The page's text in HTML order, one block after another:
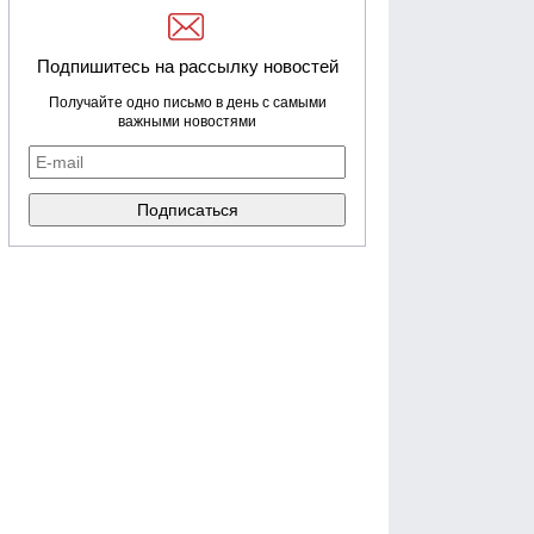
Подпишитесь на рассылку новостей
Получайте одно письмо в день с самыми
важными новостями